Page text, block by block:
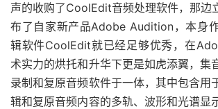
声的收购了CoolEdit音频处理软件，那边
布了自家新产品Adobe Audition，本身
辑软件CoolEdit就已经足够优秀，在
术实力的烘托和升华下更是如虎添翼，集
录制和复原音频软件于一体，其中包含用
辑和复原音频内容的多轨、波形和光谱显